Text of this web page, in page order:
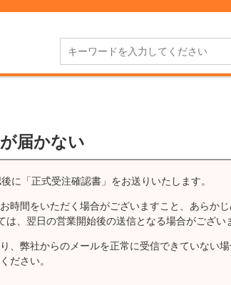
届かない
に「正式受注確認書」をお送りいたします。
時間をいただく場合がございますこと、あらかじ
、翌日の営業開始後の送信となる場合がござい
、弊社からのメールを正常に受信できていない場
ださい。